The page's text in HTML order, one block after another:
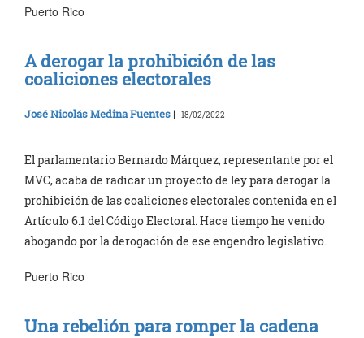
Puerto Rico
A derogar la prohibición de las
coaliciones electorales
José Nicolás Medina Fuentes | 18/02/2022
El parlamentario Bernardo Márquez, representante por el
MVC, acaba de radicar un proyecto de ley para derogar la
prohibición de las coaliciones electorales contenida en el
Artículo 6.1 del Código Electoral. Hace tiempo he venido
abogando por la derogación de ese engendro legislativo.
Puerto Rico
Una rebelión para romper la cadena